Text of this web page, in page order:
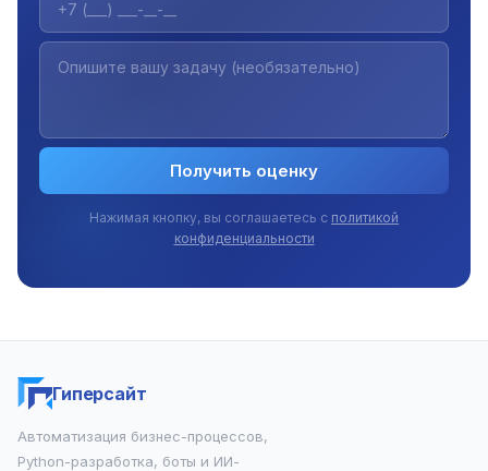
Получить оценку
Нажимая кнопку, вы соглашаетесь с политикой
конфиденциальности
Гиперсайт
Автоматизация бизнес-процессов,
Python-разработка, боты и ИИ-